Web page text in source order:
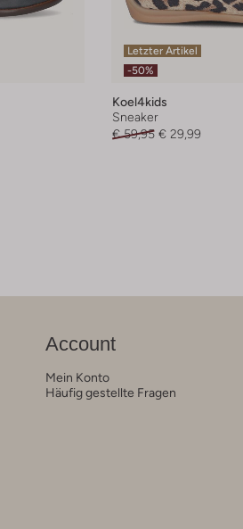
Letzter Artikel
-50%
Koel4kids
Sneaker
€ 59,95 € 29,99
Account
Mein Konto
Häufig gestellte Fragen